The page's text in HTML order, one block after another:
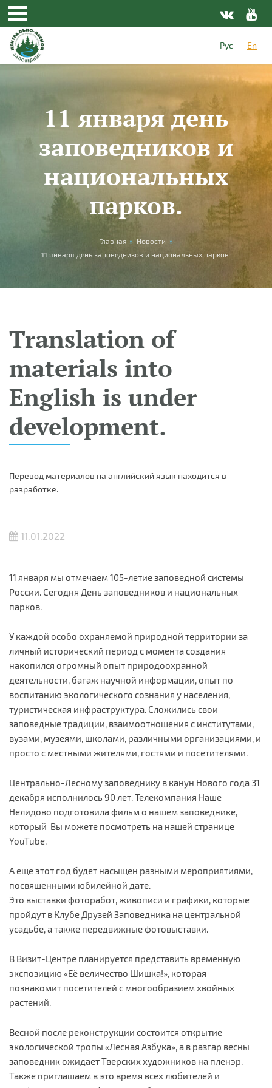
Skip to main content
Рус
En
11 января день
заповедников и
национальных
парков.
You are here
Главная » Новости »
11 января день заповедников и национальных парков.
Translation of
materials into
English is under
development.
Перевод материалов на английский язык находится в
разработке.
11.01.2022
11 января мы отмечаем 105-летие заповедной системы
России. Сегодня День заповедников и национальных
парков.
У каждой особо охраняемой природной территории за
личный исторический период с момента создания
накопился огромный опыт природоохранной
деятельности, багаж научной информации, опыт по
воспитанию экологического сознания у населения,
туристическая инфраструктура. Сложились свои
заповедные традиции, взаимоотношения с институтами,
вузами, музеями, школами, различными организациями, и
просто с местными жителями, гостями и посетителями.
Центрально-Лесному заповеднику в канун Нового года 31
декабря исполнилось 90 лет. Телекомпания Наше
Нелидово подготовила фильм о нашем заповеднике,
который Вы можете посмотреть на нашей странице
YouTube.
А еще этот год будет насыщен разными мероприятиями,
посвященными юбилейной дате.
Это выставки фоторабот, живописи и графики, которые
пройдут в Клубе Друзей Заповедника на центральной
усадьбе, а также передвижные фотовыставки.
В Визит-Центре планируется представить временную
экспозицию «Её величество Шишка!», которая
познакомит посетителей с многообразием хвойных
растений.
Весной после реконструкции состоится открытие
экологической тропы «Лесная Азбука», а в разгар весны
заповедник ожидает Тверских художников на пленэр.
Также приглашаем в это время всех любителей и